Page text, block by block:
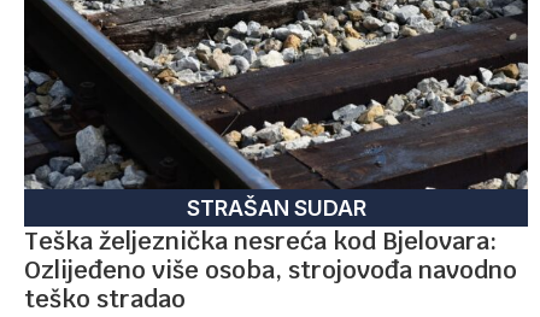
STRAŠAN SUDAR
Teška željeznička nesreća kod Bjelovara:
Ozlijeđeno više osoba, strojovođa navodno
teško stradao